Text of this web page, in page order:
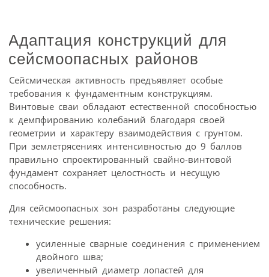
Адаптация конструкций для
сейсмоопасных районов
Сейсмическая активность предъявляет особые
требования к фундаментным конструкциям.
Винтовые сваи обладают естественной способностью
к демпфированию колебаний благодаря своей
геометрии и характеру взаимодействия с грунтом.
При землетрясениях интенсивностью до 9 баллов
правильно спроектированный свайно-винтовой
фундамент сохраняет целостность и несущую
способность.
Для сейсмоопасных зон разработаны следующие
технические решения:
усиленные сварные соединения с применением
двойного шва;
увеличенный диаметр лопастей для